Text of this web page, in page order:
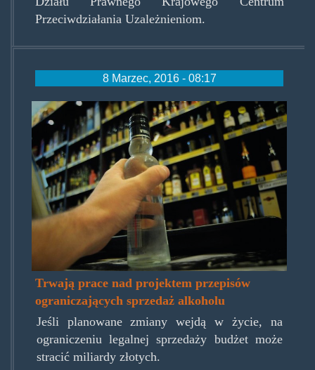
Przeciwdziałania Uzależnieniom.
8 Marzec, 2016 - 08:17
woda.jpg
Trwają prace nad projektem przepisów
ograniczających sprzedaż alkoholu
Jeśli planowane zmiany wejdą w życie, na
ograniczeniu legalnej sprzedaży budżet może
stracić miliardy złotych.